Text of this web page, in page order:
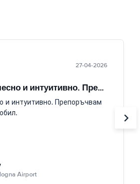
27-04-2026
Изключително лесно и интуитивно. Препоръчвам
и интуитивно. Препоръчвам
Airport